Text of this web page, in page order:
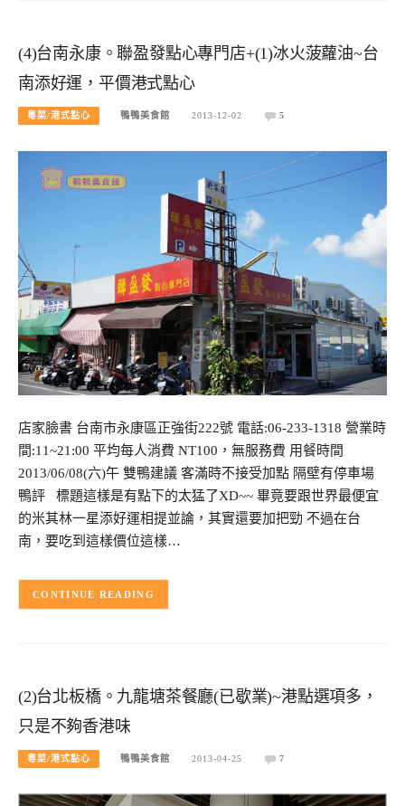
(4)台南永康。聯盈發點心專門店+(1)冰火菠蘿油~台
南添好運，平價港式點心
粵菜/港式點心 鴨鴨美食館 2013-12-02 5
店家臉書 台南市永康區正強街222號 電話:06-233-1318 營業時
間:11~21:00 平均每人消費 NT100，無服務費 用餐時間
2013/06/08(六)午 雙鴨建議 客滿時不接受加點 隔壁有停車場
鴨評 標題這樣是有點下的太猛了XD~~ 畢竟要跟世界最便宜
的米其林一星添好運相提並論，其實還要加把勁 不過在台
南，要吃到這樣價位這樣…
CONTINUE READING
(2)台北板橋。九龍塘茶餐廳(已歇業)~港點選項多，
只是不夠香港味
粵菜/港式點心 鴨鴨美食館 2013-04-25 7